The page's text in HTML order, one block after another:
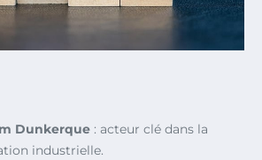
Dunkerque : acteur clé dans la
industrielle.